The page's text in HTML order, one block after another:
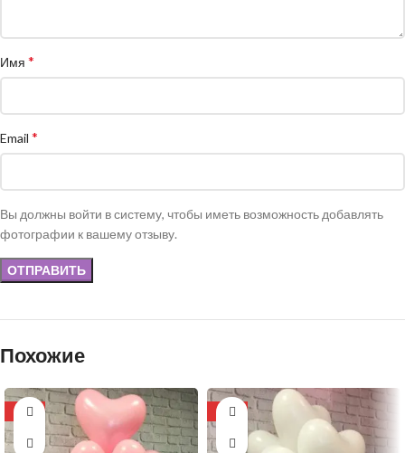
Имя *
Email *
Вы должны войти в систему, чтобы иметь возможность добавлять
фотографии к вашему отзыву.
Похожие
-11% -11%